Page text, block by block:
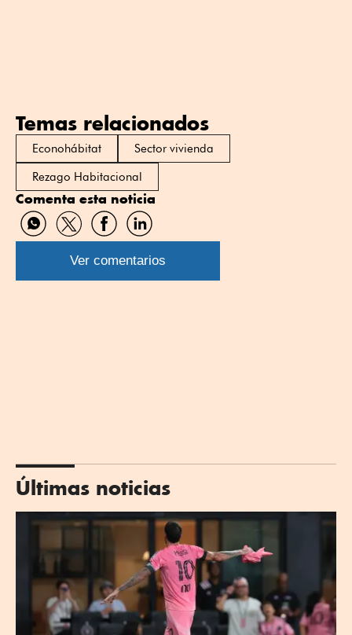
Temas relacionados
Econohábitat
Sector vivienda
Rezago Habitacional
Comenta esta noticia
Compartir
por
WhatsApp
Compartir
por
Twitter
Compartir
por
Facebook
Compartir
por
Linkedin
Ver comentarios
Últimas noticias